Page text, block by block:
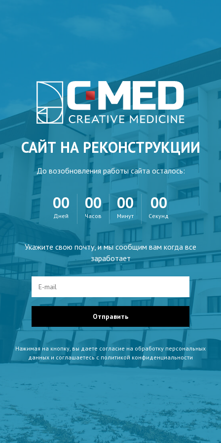
САЙТ НА РЕКОНСТРУКЦИИ
До возобновления работы сайта осталось:
00
Дней
00
Часов
00
Минут
00
Секунд
Укажите свою почту, и мы сообщим вам когда все
заработает
Отправить
Нажимая на кнопку, вы даете согласие на обработку персональных
данных и соглашаетесь c политикой конфиденциальности